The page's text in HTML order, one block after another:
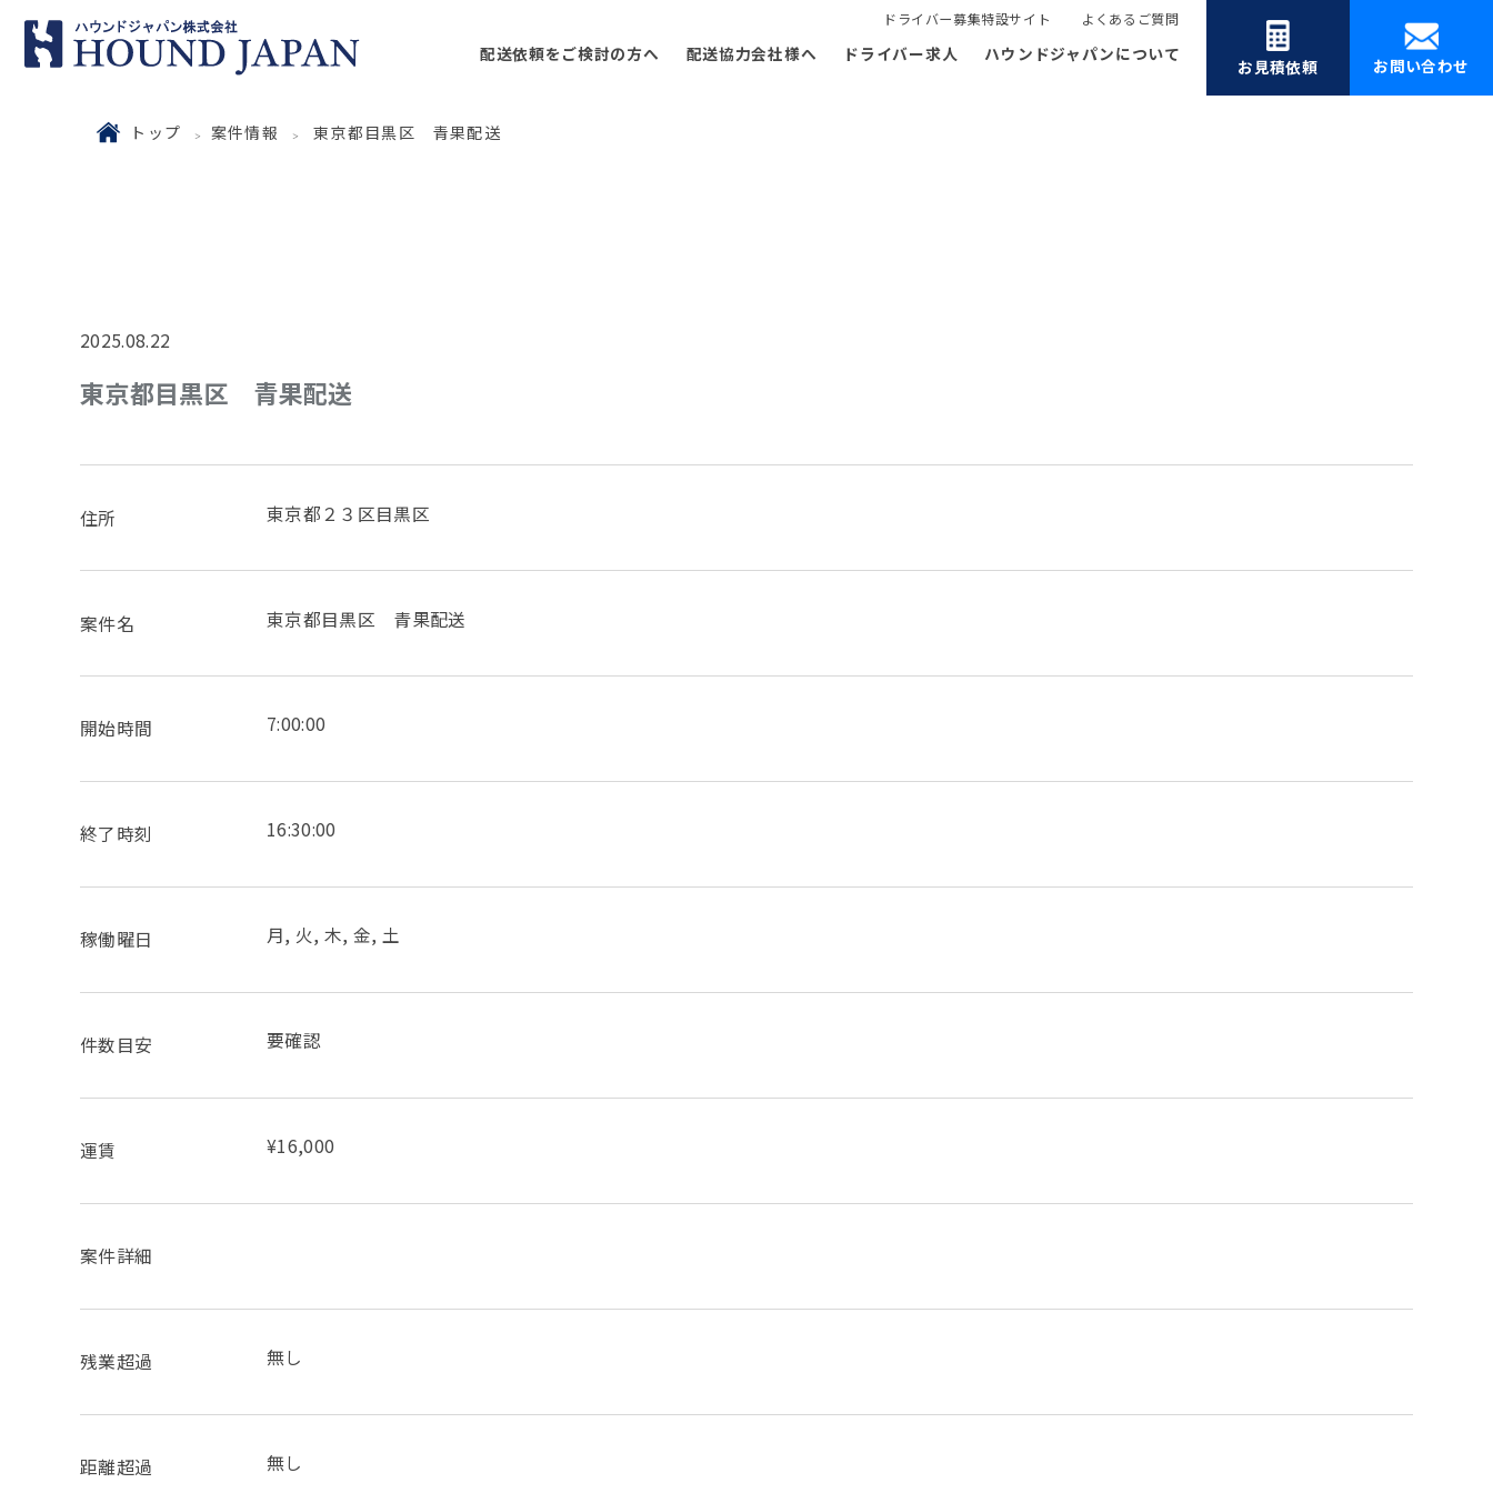
ドライバー募集特設サイト よくあるご質問
配送依頼をご検討の方へ 配送協力会社様へ ドライバー求人 ハウンドジャパンについて
お見積依頼 お問い合わせ
トップ 案件情報 東京都目黒区 青果配送
2025.08.22
東京都目黒区 青果配送
住所 東京都２３区目黒区
案件名 東京都目黒区 青果配送
開始時間 7:00:00
終了時刻 16:30:00
稼働曜日 月, 火, 木, 金, 土
件数目安 要確認
運賃 ¥16,000
案件詳細
残業超過 無し
距離超過 無し